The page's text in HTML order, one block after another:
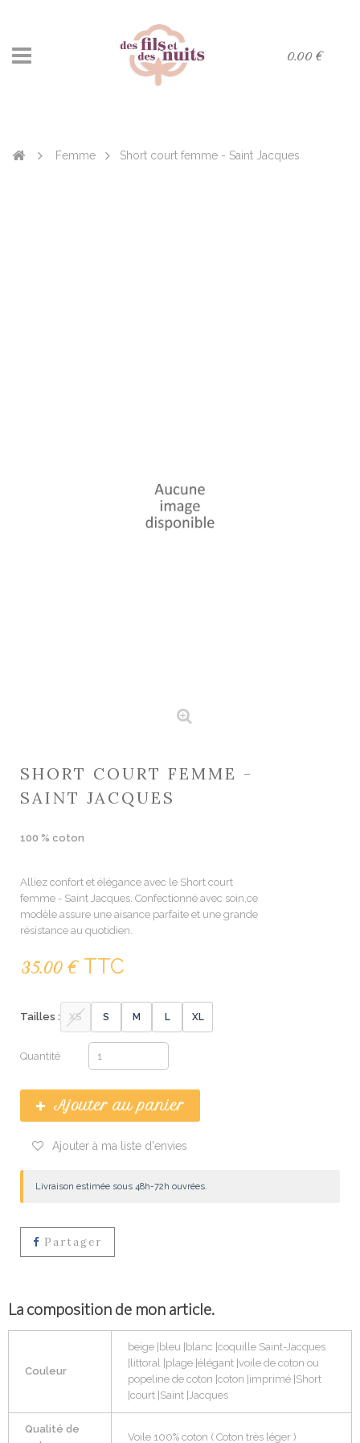
0.00 €
Femme Short court femme - Saint Jacques
SHORT COURT FEMME -
SAINT JACQUES
100 % coton
Alliez confort et élégance avec le Short court
femme - Saint Jacques. Confectionné avec soin,ce
modèle assure une aisance parfaite et une grande
résistance au quotidien.
35.00 €TTC
Tailles : XS S M L XL
Quantité
Ajouter au panier
Ajouter à ma liste d'envies
Livraison estimée sous 48h-72h ouvrées.
Partager
La composition de mon article.
Couleur
beige |bleu |blanc |coquille Saint-Jacques
|littoral |plage |élégant |voile de coton ou
popeline de coton |coton |imprimé |Short
|court |Saint |Jacques
Qualité de
Voile 100% coton ( Coton très léger )